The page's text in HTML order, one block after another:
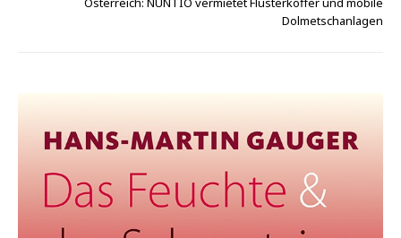
Dolmetschanlagen